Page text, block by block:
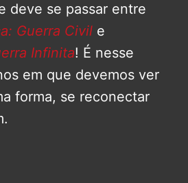
deve se passar entre
Guerra Civil e
Infinita! É nesse
em que devemos ver
forma, se reconectar